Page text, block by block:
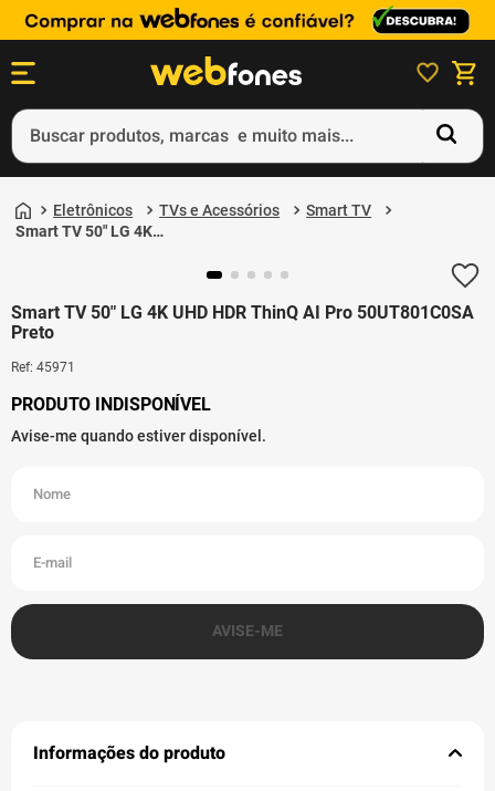
Buscar produtos, marcas e muito mais...
Eletrônicos TVs e Acessórios
Smart TV
Smart TV 50" LG 4K
Smart TV 50" LG 4K UHD HDR ThinQ AI Pro 50UT801C0SA
Preto
Ref: 45971
Informações do produto
1º
ps5
3º
ps4
4º